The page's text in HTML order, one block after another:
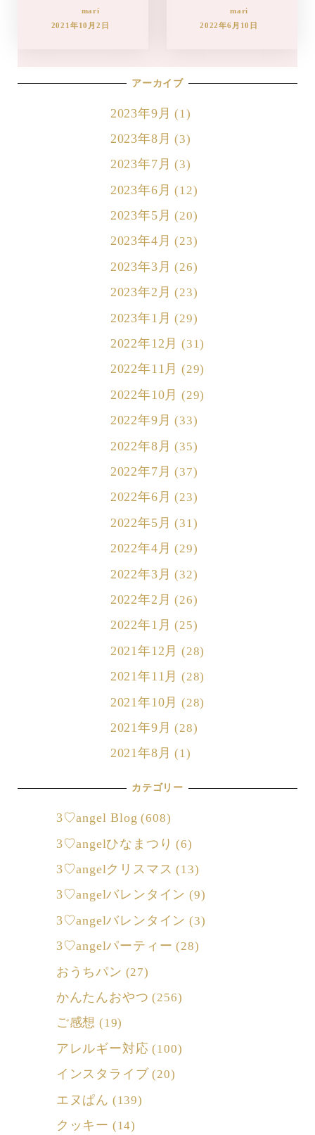
mari
2021年10月2日
mari
2022年6月10日
アーカイブ
2023年9月 (1)
2023年8月 (3)
2023年7月 (3)
2023年6月 (12)
2023年5月 (20)
2023年4月 (23)
2023年3月 (26)
2023年2月 (23)
2023年1月 (29)
2022年12月 (31)
2022年11月 (29)
2022年10月 (29)
2022年9月 (33)
2022年8月 (35)
2022年7月 (37)
2022年6月 (23)
2022年5月 (31)
2022年4月 (29)
2022年3月 (32)
2022年2月 (26)
2022年1月 (25)
2021年12月 (28)
2021年11月 (28)
2021年10月 (28)
2021年9月 (28)
2021年8月 (1)
カテゴリー
3♡angel Blog (608)
3♡angelひなまつり (6)
3♡angelクリスマス (13)
3♡angelバレンタイン (9)
3♡angelバレンタイン (3)
3♡angelパーティー (28)
おうちパン (27)
かんたんおやつ (256)
ご感想 (19)
アレルギー対応 (100)
インスタライブ (20)
エヌぱん (139)
クッキー (14)